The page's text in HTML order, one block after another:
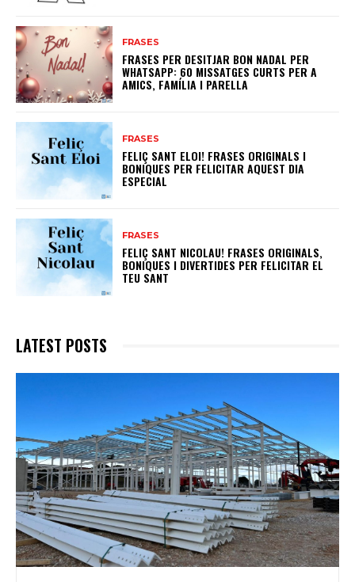
FRASES
FRASES PER DESITJAR BON NADAL PER
WHATSAPP: 60 MISSATGES CURTS PER A
AMICS, FAMÍLIA I PARELLA
FRASES
FELIÇ SANT ELOI! FRASES ORIGINALS I
BONIQUES PER FELICITAR AQUEST DIA
ESPECIAL
FRASES
FELIÇ SANT NICOLAU! FRASES ORIGINALS,
BONIQUES I DIVERTIDES PER FELICITAR EL
TEU SANT
LATEST POSTS